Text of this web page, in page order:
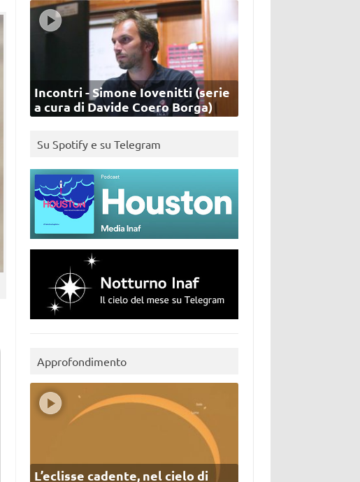
Incontri - Simone Iovenitti (serie
a cura di Davide Coero Borga)
Su Spotify e su Telegram
Approfondimento
L’eclisse cadente, nel cielo di